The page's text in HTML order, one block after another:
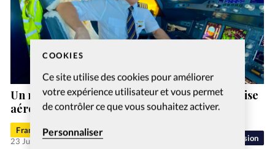
COOKIES
Ce site utilise des cookies pour améliorer
votre expérience utilisateur et vous permet
de contrôler ce que vous souhaitez activer.
Personnaliser
Mission
Un nouveau directeur général pour l’entreprise
aéronautique chrétienne MAF Suisse
Francis-George Sarpédon
23 Juil 2026